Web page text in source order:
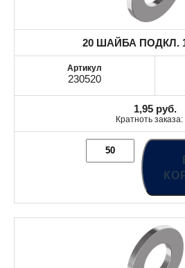
20 ШАЙБА ПОДКЛ.
230520
1,95 руб.
Кратноть